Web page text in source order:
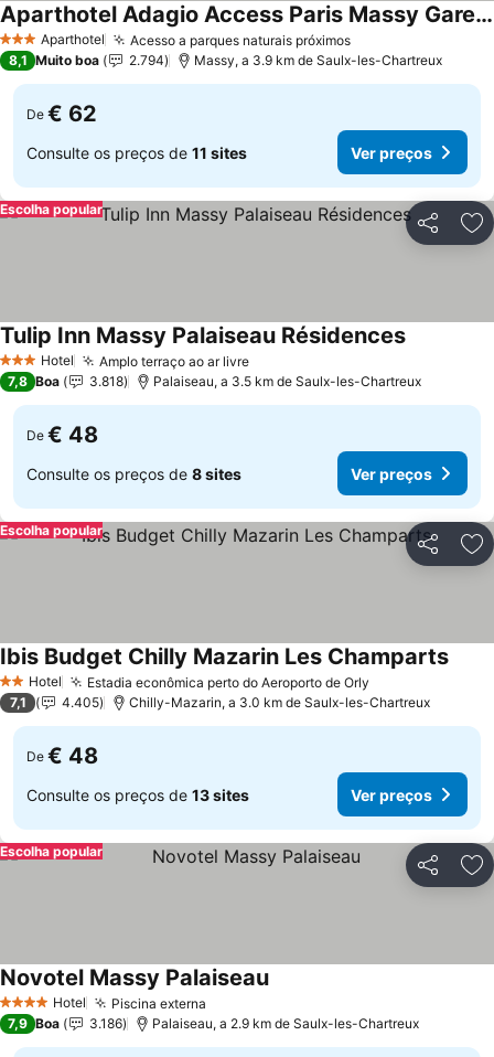
3 EstrelasAparthotel Acesso a parques naturais próximosVer preços
Aparthotel Adagio Access Paris Massy Gare TGV
Ver preços
8,1 Muito boa 2.794 Massy, a 3.9 km de Saulx-les-Chartreux
De € 62
Consulte os preços de 11 sites Ver preços
Partilhar
Escolha popular
3 EstrelasHotel Amplo terraço ao ar livreVer preços
Tulip Inn Massy Palaiseau RésidencesVer preços
7,8 Boa 3.818 Palaiseau, a 3.5 km de Saulx-les-Chartreux
De € 48
Consulte os preços de 8 sites Ver preços
Partilhar
Escolha popular
2 Estrelas
Hotel Estadia econômica perto do Aeroporto de Orly
Ibis Budget Chilly Mazarin Les ChampartsVer
7,1 4.405 Chilly-Mazarin, a 3.0 km de Saulx-les-Chartreux
De € 48
Consulte os preços de 13 sites Ver preços
Partilhar
Escolha popular
4 EstrelasHotel Piscina externa
Novotel Massy PalaiseauVer preços
7,9 Boa 3.186 Palaiseau, a 2.9 km de Saulx-les-Chartreux